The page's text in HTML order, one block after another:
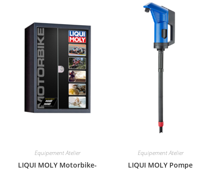
Equipement Atelier
LIQUI MOLY Motorbike-
Equipement Atelier
LIQUI MOLY Pompe